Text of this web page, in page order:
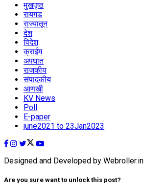
मुखपृष्ठ
रायगड
राज्यातून
देश
विदेश
क्राईम
अपघात
राजकीय
संपादकीय
आणखी
KV News
Poll
E-paper
june2021 to 23Jan2023
Designed and Developed by Webroller.in
Are you sure want to unlock this post?